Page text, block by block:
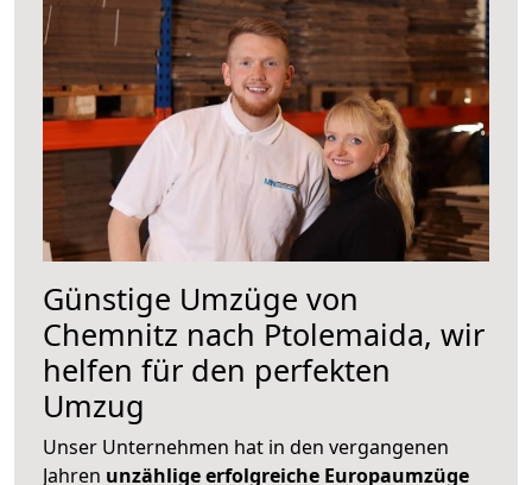
Günstige Umzüge von
Chemnitz nach Ptolemaida, wir
helfen für den perfekten
Umzug
Unser Unternehmen hat in den vergangenen
Jahren unzählige erfolgreiche Europaumzüge